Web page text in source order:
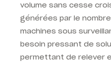
volume sans cesse
générées par le
machines sous
besoin pressant de
permettant de relever